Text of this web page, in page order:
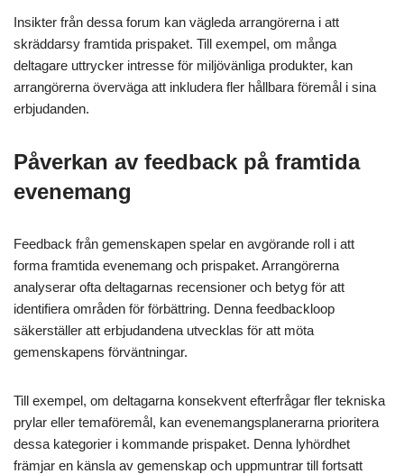
Insikter från dessa forum kan vägleda arrangörerna i att
skräddarsy framtida prispaket. Till exempel, om många
deltagare uttrycker intresse för miljövänliga produkter, kan
arrangörerna överväga att inkludera fler hållbara föremål i sina
erbjudanden.
Påverkan av feedback på framtida
evenemang
Feedback från gemenskapen spelar en avgörande roll i att
forma framtida evenemang och prispaket. Arrangörerna
analyserar ofta deltagarnas recensioner och betyg för att
identifiera områden för förbättring. Denna feedbackloop
säkerställer att erbjudandena utvecklas för att möta
gemenskapens förväntningar.
Till exempel, om deltagarna konsekvent efterfrågar fler tekniska
prylar eller temaföremål, kan evenemangsplanerarna prioritera
dessa kategorier i kommande prispaket. Denna lyhördhet
främjar en känsla av gemenskap och uppmuntrar till fortsatt